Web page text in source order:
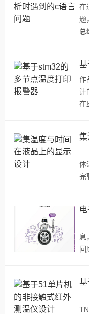
在
题
总
基
作
计
在
响
集
体
完
个
息
回